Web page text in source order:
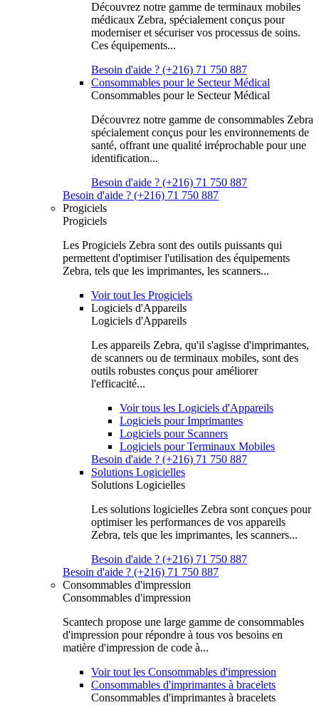
Découvrez notre gamme de terminaux mobiles
médicaux Zebra, spécialement conçus pour
moderniser et sécuriser vos processus de soins.
Ces équipements...
Besoin d'aide ? (+216) 71 750 887
Consommables pour le Secteur Médical
Consommables pour le Secteur Médical
Découvrez notre gamme de consommables Zebra
spécialement conçus pour les environnements de
santé, offrant une qualité irréprochable pour une
identification...
Besoin d'aide ? (+216) 71 750 887
Besoin d'aide ? (+216) 71 750 887
Progiciels
Progiciels
Les Progiciels Zebra sont des outils puissants qui
permettent d'optimiser l'utilisation des équipements
Zebra, tels que les imprimantes, les scanners...
Voir tout les Progiciels
Logiciels d'Appareils
Logiciels d'Appareils
Les appareils Zebra, qu'il s'agisse d'imprimantes,
de scanners ou de terminaux mobiles, sont des
outils robustes conçus pour améliorer
l'efficacité...
Voir tous les Logiciels d'Appareils
Logiciels pour Imprimantes
Logiciels pour Scanners
Logiciels pour Terminaux Mobiles
Besoin d'aide ? (+216) 71 750 887
Solutions Logicielles
Solutions Logicielles
Les solutions logicielles Zebra sont conçues pour
optimiser les performances de vos appareils
Zebra, tels que les imprimantes, les scanners...
Besoin d'aide ? (+216) 71 750 887
Besoin d'aide ? (+216) 71 750 887
Consommables d'impression
Consommables d'impression
Scantech propose une large gamme de consommables
d'impression pour répondre à tous vos besoins en
matière d'impression de code à...
Voir tout les Consommables d'impression
Consommables d'imprimantes à bracelets
Consommables d'imprimantes à bracelets